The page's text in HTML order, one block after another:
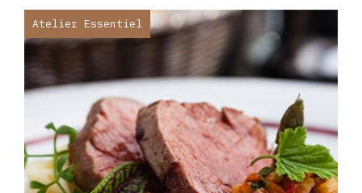
Atelier Essentiel